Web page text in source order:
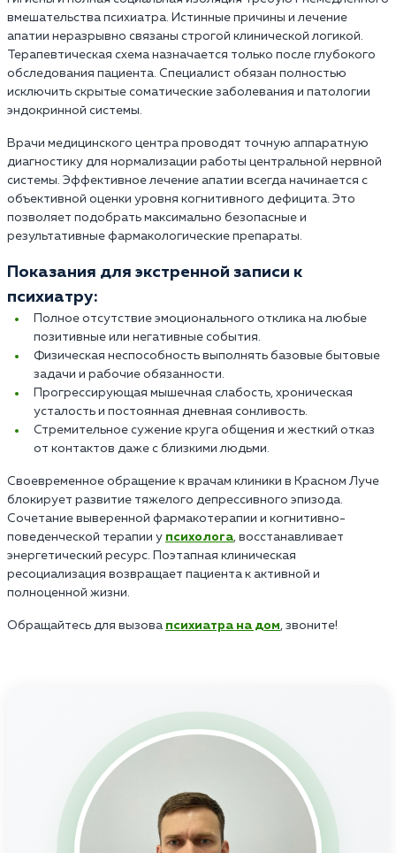
вмешательства психиатра. Истинные причины и лечение
апатии неразрывно связаны строгой клинической логикой.
Терапевтическая схема назначается только после глубокого
обследования пациента. Специалист обязан полностью
исключить скрытые соматические заболевания и патологии
эндокринной системы.
Врачи медицинского центра проводят точную аппаратную
диагностику для нормализации работы центральной нервной
системы. Эффективное лечение апатии всегда начинается с
объективной оценки уровня когнитивного дефицита. Это
позволяет подобрать максимально безопасные и
результативные фармакологические препараты.
Показания для экстренной записи к
психиатру:
Полное отсутствие эмоционального отклика на любые
позитивные или негативные события.
Физическая неспособность выполнять базовые бытовые
задачи и рабочие обязанности.
Прогрессирующая мышечная слабость, хроническая
усталость и постоянная дневная сонливость.
Стремительное сужение круга общения и жесткий отказ
от контактов даже с близкими людьми.
Своевременное обращение к врачам клиники в Красном Луче
блокирует развитие тяжелого депрессивного эпизода.
Сочетание выверенной фармакотерапии и когнитивно-
поведенческой терапии у психолога, восстанавливает
энергетический ресурс. Поэтапная клиническая
ресоциализация возвращает пациента к активной и
полноценной жизни.
Обращайтесь для вызова психиатра на дом, звоните!